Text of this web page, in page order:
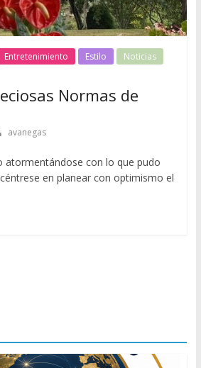
Entretenimiento Estilo
Noticias
Normas de
avanegas
atormentándose con lo que pudo
en planear con optimismo el